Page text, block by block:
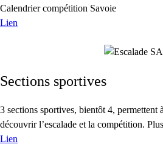
Calendrier compétition Savoie
Lien
Sections sportives
3 sections sportives, bientôt 4, permettent
découvrir l’escalade et la compétition.
Lien